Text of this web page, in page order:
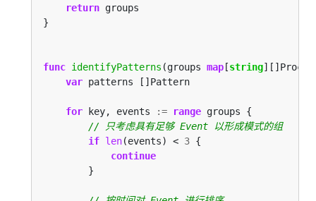
return
func identifyPatterns (groups map [string
var
for key, events := range
if len(events) < 3
continue